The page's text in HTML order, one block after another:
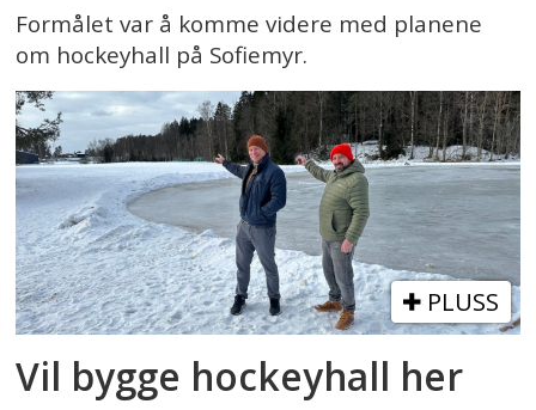
Formålet var å komme videre med planene
om hockeyhall på Sofiemyr.
PLUSS
Vil bygge hockeyhall her